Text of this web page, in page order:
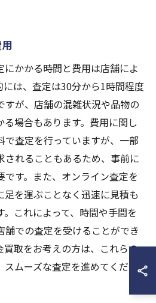
かかる時間と費用は店舗によ
には、査定は30分から1時間程度
すが、店舗の混雑状況や品物の
場合もあります。費用に関し
で査定を行っていますが、一部
されることもあるため、事前に
す。また、オンライン査定を
を運ぶことなく迅速に見積も
これによって、時間や手間を
での査定を受けることができ
買取をお考えの方は、これらの
スムーズな査定を進めてくださ